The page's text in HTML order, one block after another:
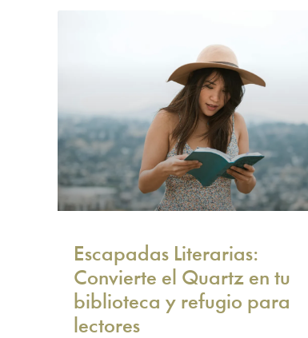
Escapadas Literarias:
Convierte el Quartz en tu
biblioteca y refugio para
lectores